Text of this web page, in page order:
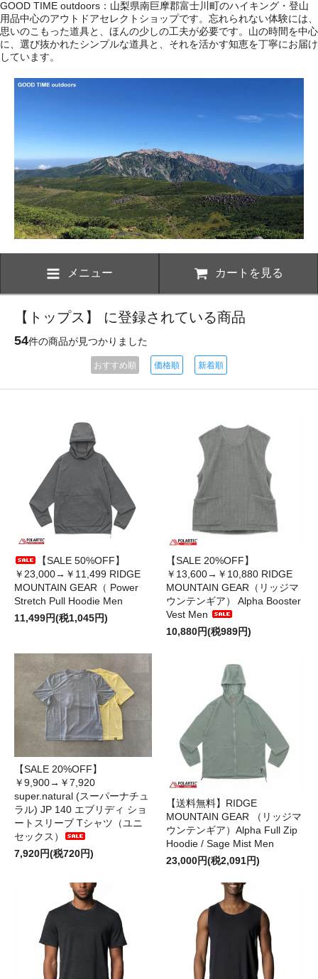
GOOD TIME outdoors：山梨県南巨摩郡富士川町のハイキング・登山
用品中心のアウトドアセレクトショップです。忘れられない体験には、
思いのこもった道具と、ほんの少しの工夫が必要です。山の時間を中心
に、選び抜かれたシンプルな道具と、それを活かす知恵を丁寧にお届け
しています。
メニュー カートを見る
【トップス】 に登録されている商品
54件の商品が見つかりました
おすすめ順 価格順 新着順
【SALE 50%OFF】
￥23,000→￥11,499 RIDGE
MOUNTAIN GEAR（ Power
Stretch Pull Hoodie Men
11,499円(税1,045円)
【SALE 20%OFF】
￥13,600→￥10,880 RIDGE
MOUNTAIN GEAR（リッジマ
ウンテンギア） Alpha Booster
Vest Men
10,880円(税989円)
【SALE 20%OFF】
￥9,900→￥7,920
super.natural (スーパーナチュ
ラル) JP 140 エブリディ ショ
ートスリーブ Tシャツ（ユニ
セックス）
7,920円(税720円)
【送料無料】RIDGE
MOUNTAIN GEAR （リッジマ
ウンテンギア）Alpha Full Zip
Hoodie / Sage Mist Men
23,000円(税2,091円)